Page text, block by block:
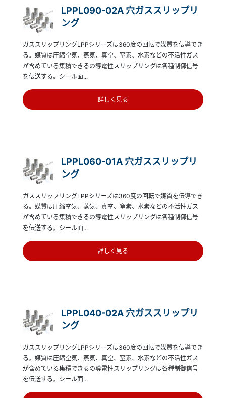
LPPL090-02A 穴ガススリップリ
ング
ガススリップリングLPPシリーズは360度の回転で媒質を伝導でき
る。媒質は圧縮空気、蒸気、真空、窒素、水素などの不活性ガス
が含めている集積できるの導電性スリップリングは各種制御信号
を伝送する。シール面...
詳しく見る
LPPL060-01A 穴ガススリップリ
ング
ガススリップリングLPPシリーズは360度の回転で媒質を伝導でき
る。媒質は圧縮空気、蒸気、真空、窒素、水素などの不活性ガス
が含めている集積できるの導電性スリップリングは各種制御信号
を伝送する。シール面...
詳しく見る
LPPL040-02A 穴ガススリップリ
ング
ガススリップリングLPPシリーズは360度の回転で媒質を伝導でき
る。媒質は圧縮空気、蒸気、真空、窒素、水素などの不活性ガス
が含めている集積できるの導電性スリップリングは各種制御信号
を伝送する。シール面...